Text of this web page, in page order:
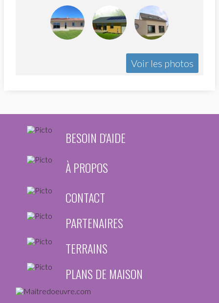
BESOIN D'AIDE
À PROPOS
CONTACT
PARTENAIRES
TERRAINS
PLANS DE MAISON